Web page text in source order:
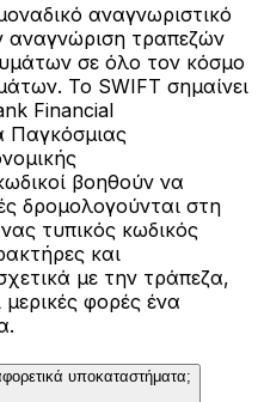
αναγνωριστικό
αναγνώριση τραπεζών
σε όλο τον κόσμο
Το SWIFT σημαίνει
Financial
Παγκόσμιας
βοηθούν να
δρομολογούνται στη
τυπικός κωδικός
και
με την τράπεζα,
φορές ένα
υποκαταστήματα;